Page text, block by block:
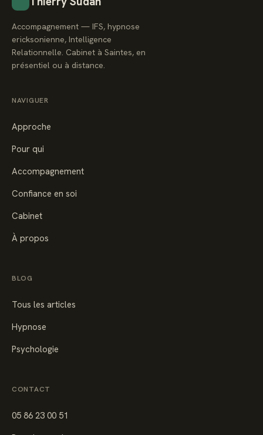
Accompagnement — IFS, hypnose
ericksonienne, Intelligence
Relationnelle. Cabinet à Saintes, en
présentiel ou à distance.
NAVIGUER
Approche
Pour qui
Accompagnement
Confiance en soi
Cabinet
À propos
BLOG
Tous les articles
Hypnose
Psychologie
CONTACT
05 86 23 00 51